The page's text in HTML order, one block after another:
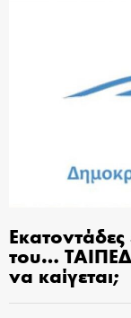
του… ΤΑΙΠΕΔ
να καίγεται;